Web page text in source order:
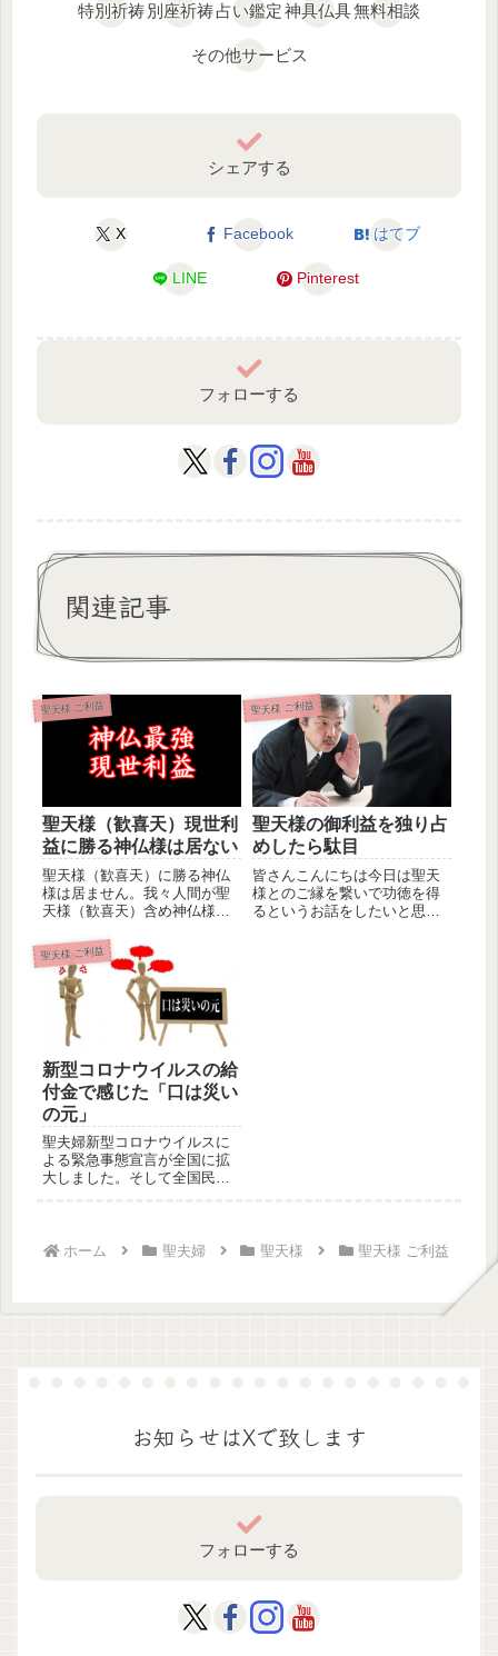
特別祈祷別座祈祷占い鑑定神具仏具無料相談
その他サービス
シェアする
X Facebook はてブ
LINE Pinterest
フォローする
関連記事
聖天様 ご利益
聖天様（歓喜天）現世利
益に勝る神仏様は居ない
聖天様（歓喜天）に勝る神仏
様は居ません。我々人間が聖
天様（歓喜天）含め神仏様に
す。現世...
聖天様 ご利益
聖天様の御利益を独り占
めしたら駄目
皆さんこんにちは今日は聖天
様とのご縁を繋いで功徳を得
るというお話をしたいと思い
聖天様 ご利益
新型コロナウイルスの給
付金で感じた「口は災い
の元」
聖夫婦新型コロナウイルスに
よる緊急事態宣言が全国に拡
大しました。そして全国民が
ホーム 聖夫婦 聖天様 聖天様 ご利益
お知らせはXで致します
フォローする